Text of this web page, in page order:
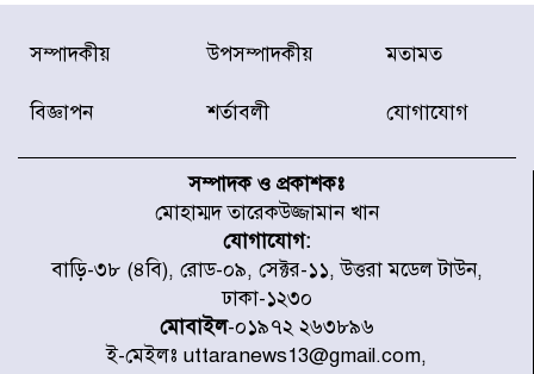
প্রত্যেক অপরাধীর বিচার এ দেশেই
হবে, সে যত শক্তিশালীই হোক না কেন,
প্রতিমন্ত্রী মীর হেলাল
হাসিনার বক্তব্য প্রচারে ভারতের সমর্থন
নেই
জুলাই গণঅভ্যুত্থানে আহত যোদ্ধা
সম্পাদকীয় উপসম্পাদকীয় মতামত
বিজ্ঞাপন শর্তাবলী যোগাযোগ
সম্পাদক ও প্রকাশকঃ
মোহাম্মদ তারেকউজ্জামান খান
যোগাযোগ:
বাড়ি-৩৮ (৪বি), রোড-০৯, সেক্টর-১১, উত্তরা মডেল টাউন,
ঢাকা-১২৩০
মোবাইল-০১৯৭২ ২৬৩৮৯৬
ই-মেইলঃ uttaranews13@gmail.com,